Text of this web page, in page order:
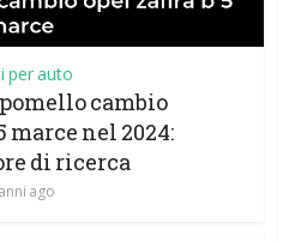
per auto
cambio
marce nel 2024:
di ricerca
ago